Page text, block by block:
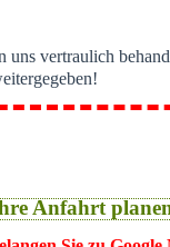
uns vertraulich
Anfahrt